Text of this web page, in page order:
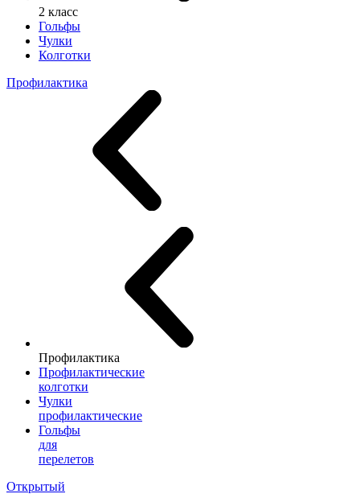
2 класс
Гольфы
Чулки
Колготки
Профилактика
Профилактика
Профилактические
колготки
Чулки
профилактические
Гольфы
для
перелетов
Открытый